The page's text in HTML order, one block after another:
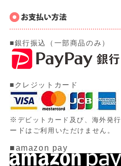
■銀行振込（一部商品のみ）
■クレジットカード
※ デビットカード及び、 海外発行
ード はご利用いただけません。
■amazon pay